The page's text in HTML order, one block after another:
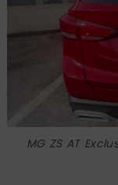
MG ZS AT